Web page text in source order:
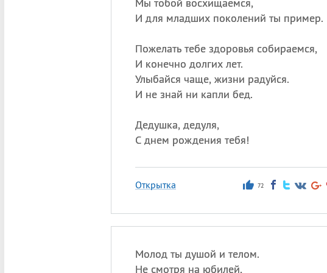
И для младших поколений ты пример.
Пожелать тебе здоровья собираемся,
И конечно долгих лет.
Улыбайся чаще, жизни радуйся.
И не знай ни капли бед.
Дедушка, дедуля,
С днем рождения тебя!
Открытка 72
Молод ты душой и телом.
Не смотря на юбилей,